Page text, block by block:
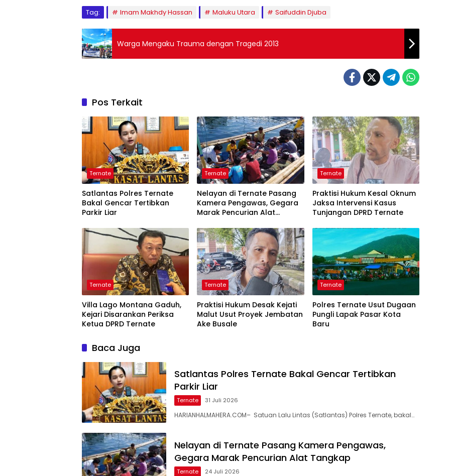
Tag: Imam Makhdy Hassan Maluku Utara Saifuddin Djuba
Warga Mengaku Trauma dengan Tragedi 2013
Pos Terkait
Ternate
Satlantas Polres Ternate
Bakal Gencar Tertibkan
Parkir Liar
Ternate
Nelayan di Ternate Pasang
Kamera Pengawas, Gegara
Marak Pencurian Alat
Ternate
Praktisi Hukum Kesal Oknum
Jaksa Intervensi Kasus
Tunjangan DPRD Ternate
Ternate
Villa Lago Montana Gaduh,
Kejari Disarankan Periksa
Ketua DPRD Ternate
Ternate
Praktisi Hukum Desak Kejati
Malut Usut Proyek Jembatan
Ake Busale
Ternate
Polres Ternate Usut Dugaan
Pungli Lapak Pasar Kota
Baru
Baca Juga
Satlantas Polres Ternate Bakal Gencar Tertibkan
Parkir Liar
Ternate 31 Juli 2026
HARIANHALMAHERA.COM– Satuan Lalu Lintas (Satlantas) Polres Ternate, bakal…
Nelayan di Ternate Pasang Kamera Pengawas,
Gegara Marak Pencurian Alat Tangkap
Ternate 24 Juli 2026